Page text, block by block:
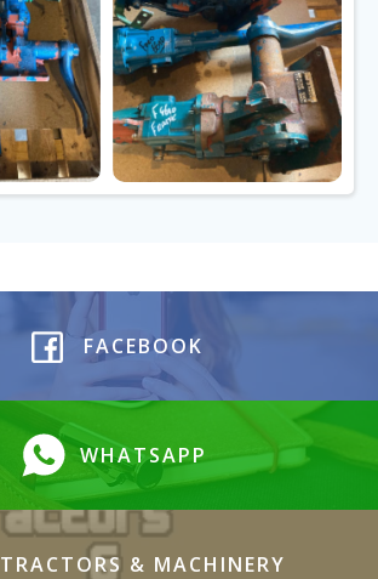
FACEBOOK
WHATSAPP
TRACTORS & MACHINERY